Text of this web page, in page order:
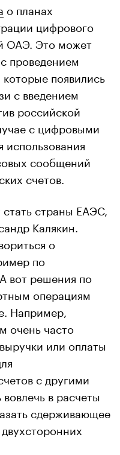
о планах
цифрового
ОАЭ. Это может
проведением
появились
с введением
российской
с цифровыми
использования
сообщений
счетов.
страны ЕАЭС,
Калякин.
о
по
вот решения по
операциям
Например,
очень часто
или оплаты
с другими
в расчеты
сдерживающее